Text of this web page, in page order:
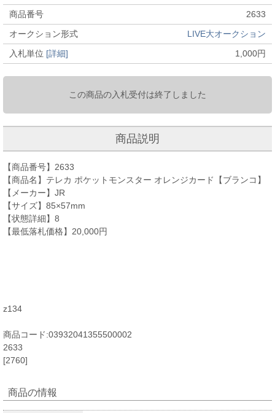
商品番号
2633
オークション形式
LIVE大オークション
入札単位 [詳細] 1,000円
この商品の入札受付は終了しました
商品説明
【商品番号】2633
【商品名】テレカ ポケットモンスター オレンジカード【ブランコ】
【メーカー】JR
【サイズ】85×57mm
【状態詳細】8
【最低落札価格】20,000円
z134
商品コード:03932041355500002
2633
[2760]
商品の情報